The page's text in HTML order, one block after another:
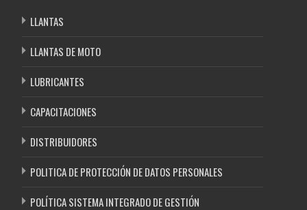
LLANTAS
LLANTAS DE MOTO
LUBRICANTES
CAPACITACIONES
DISTRIBUIDORES
POLITICA DE PROTECCIÓN DE DATOS PERSONALES
POLÍTICA SISTEMA INTEGRADO DE GESTIÓN